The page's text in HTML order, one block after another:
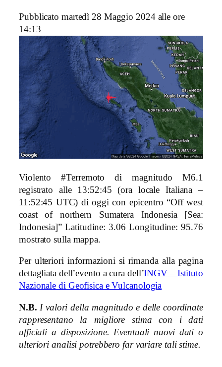
Pubblicato martedì 28 Maggio 2024 alle ore
14:13
Violento #Terremoto di magnitudo M6.1
registrato alle 13:52:45 (ora locale Italiana –
11:52:45 UTC) di oggi con epicentro “Off west
coast of northern Sumatera Indonesia [Sea:
Indonesia]” Latitudine: 3.06 Longitudine: 95.76
mostrato sulla mappa.
Per ulteriori informazioni si rimanda alla pagina
dettagliata dell’evento a cura dell’INGV – Istituto
Nazionale di Geofisica e Vulcanologia
N.B. I valori della magnitudo e delle coordinate
rappresentano la migliore stima con i dati
ufficiali a disposizione. Eventuali nuovi dati o
ulteriori analisi potrebbero far variare tali stime.